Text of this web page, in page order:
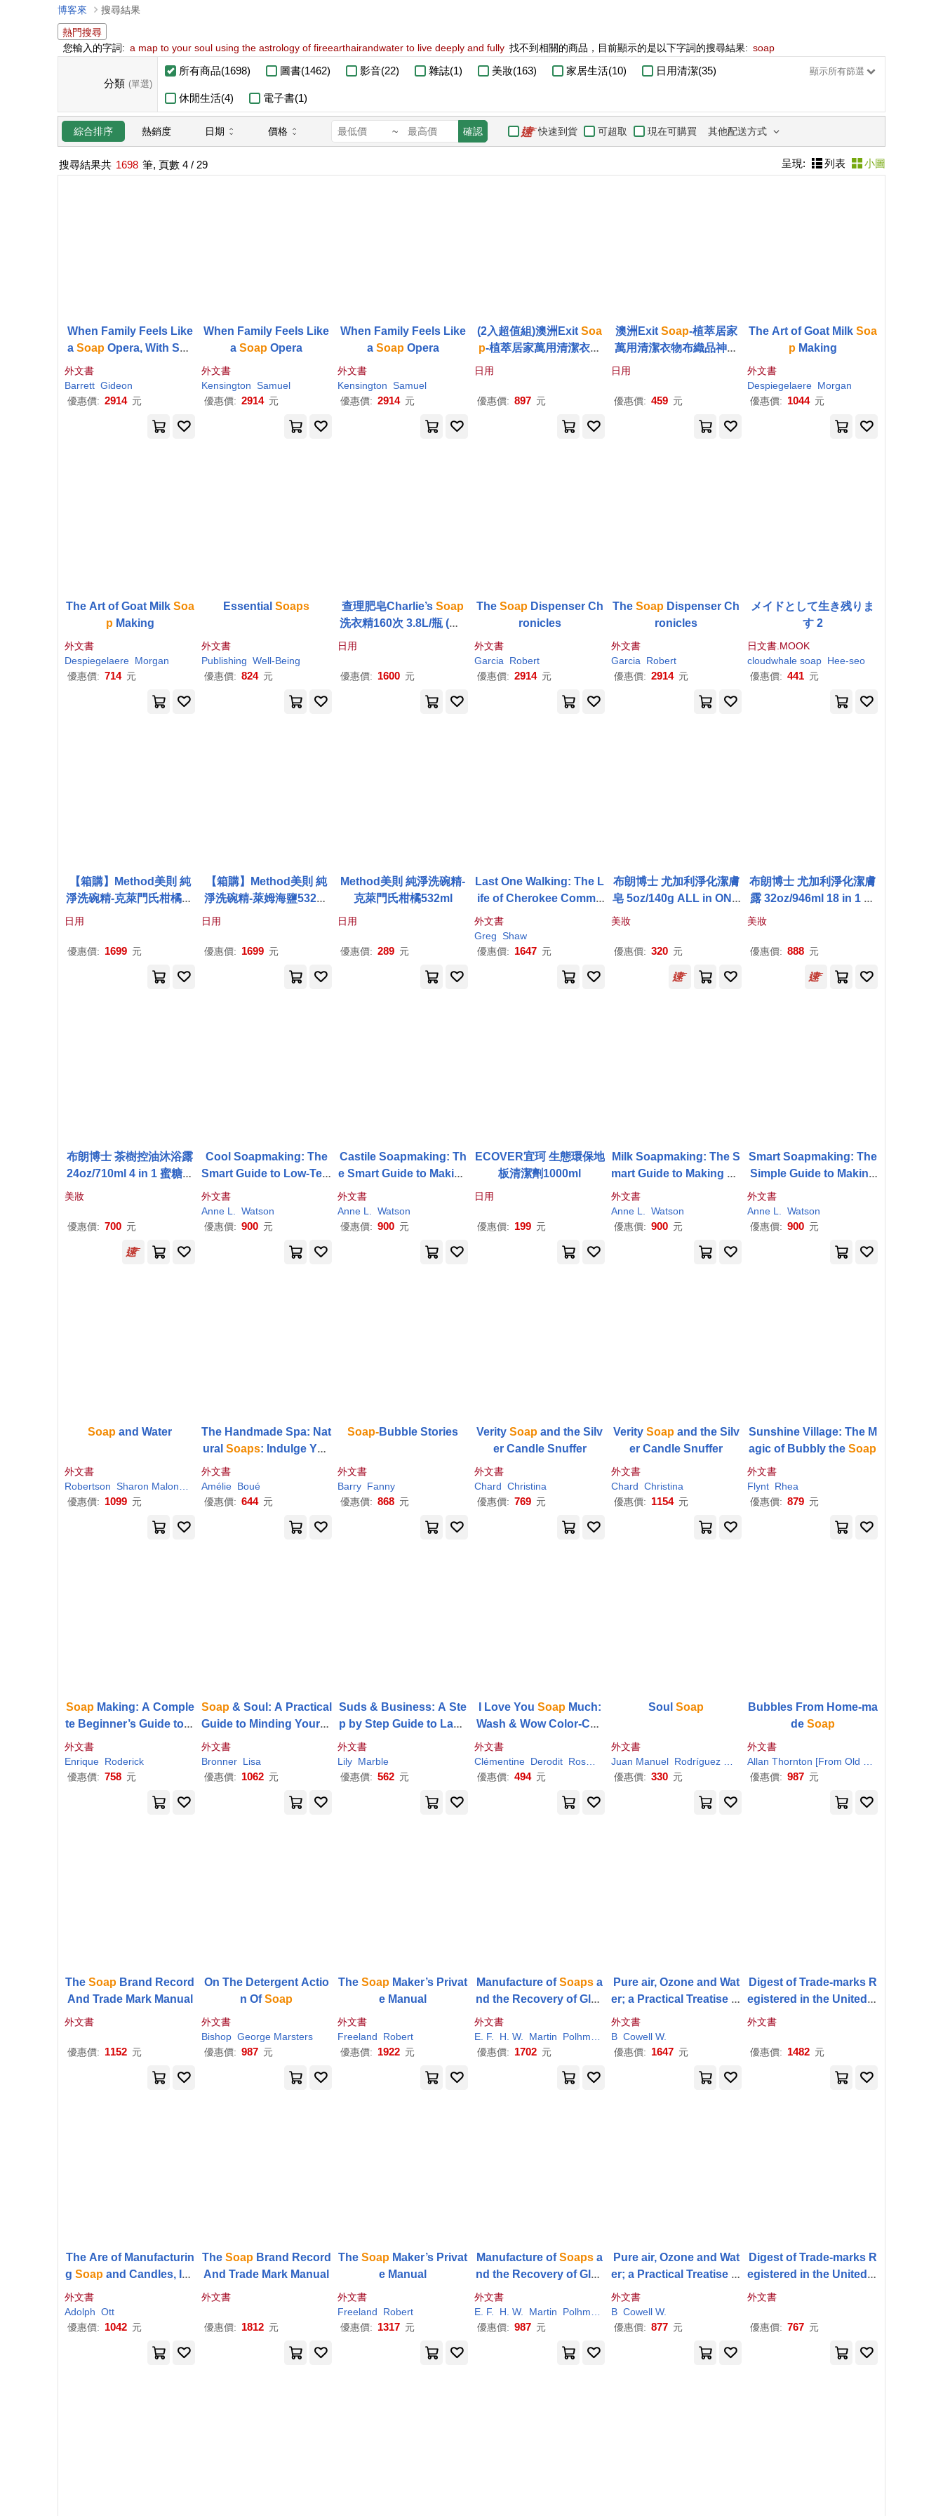
博客來
搜尋結果
熱門搜尋
您輸入的字詞: a map to your soul using the astrology of fireearthairandwater to live deeply and fully 找不到相關的商品，目前顯示的是以下字詞的搜尋結果: soap
分類 (單選)
所有商品(1698) 圖書(1462) 影音(22) 雜誌(1) 美妝(163) 家居生活(10) 日用清潔(35)
休閒生活(4) 電子書(1)
顯示所有篩選
綜合排序 熱銷度 日期 價格 ~ 確認 快速到貨 可超取 現在可購買 其他配送方式
搜尋結果共 1698 筆, 頁數 4 / 29 呈現: 列表 小圖
When Family Feels Like
a SoapOpera, With Sna
外文書
Barrett Gideon
優惠價: 2914 元
When Family Feels Like
aSoap Opera
外文書
Kensington Samuel
優惠價: 2914 元
When Family Feels Like
a SoapOpera
外文書
Kensington Samuel
優惠價: 2914 元
(2入超值組)澳洲ExitSoa
p-植萃居家萬用清潔衣物
布織品神奇去漬皂50g/入
局部髒污血漬洗滌皂,多用
日用
優惠價: 897 元
澳洲Exit Soap-植萃居家
萬用清潔衣物布織品神奇
去漬皂50g/入(污漬淨化預
漬洗滌皂,多用途強力去污
日用
優惠價: 459 元
The Art of Goat Milk Soa
pMaking
外文書
Despiegelaere Morgan
優惠價: 1044 元
The Art of Goat Milk Soa
pMaking
外文書
Despiegelaere Morgan
優惠價: 714 元
EssentialSoaps
外文書
Publishing Well-Being
優惠價: 824 元
查理肥皂Charlie’sSoap
洗衣精160次 3.8L/瓶 (共1
日用
優惠價: 1600 元
The SoapDispenser Ch
ronicles
外文書
Garcia
Robert
優惠價: 2914 元
TheSoap Dispenser Ch
ronicles
外文書
Garcia
Robert
優惠價: 2914 元
メイドとして生き残りま
す 2
日文書.MOOK
cloudwhalesoap Hee-seo
優惠價: 441 元
【箱購】Method美則 純
淨洗碗精-克萊門氏柑橘53
日用
優惠價: 1699 元
【箱購】Method美則 純
淨洗碗精-萊姆海鹽532ml
日用
優惠價: 1699 元
Method美則 純淨洗碗精-
克萊門氏柑橘532ml
日用
優惠價: 289 元
Last One Walking: The L
ife of Cherokee Commu
nity Leader Charlie
外文書
Greg Shaw
優惠價: 1647 元
布朗博士 尤加利淨化潔膚
皂 5oz/140g ALL in ONE
美妝
優惠價: 320 元
布朗博士 尤加利淨化潔膚
露 32oz/946ml 18 in 1 全
效潔膚露 尤加利淨化
美妝
優惠價: 888 元
布朗博士 茶樹控油沐浴露
24oz/710ml 4 in 1 蜜糖沐
美妝
優惠價: 700 元
Cool Soapmaking: The
Smart Guide to Low-Tem
p Tricks for Making
p, or How to Handle Fus
sy Ingredients Like Milk
外文書
Anne L.
Watson
優惠價: 900 元
Castile Soapmaking: Th
e Smart Guide to Making
Castile
Make BarSoaps
live Oil With Less Troubl
外文書
Anne L.
Watson
優惠價: 900 元
ECOVER宜珂 生態環保地
板清潔劑1000ml
日用
優惠價: 199 元
Milk Soapmaking: The S
mart Guide to Making Mil
kSoap
Goat Milk, Buttermilk, Cr
eam, Coconut Milk, or A
外文書
Anne L.
Watson
優惠價: 900 元
Smart Soapmaking: The
Simple Guide to Making
Soap
d Reliably, or How to Ma
keSoapThat’s Perfect f
外文書
Anne L.
Watson
優惠價: 900 元
Soap and Water
外文書
Robertson Sharon Maloney Anabelle Colleen
優惠價: 1099 元
The Handmade Spa: Nat
ural Soaps: Indulge You
rself with 16 Eco-Friendl
y Recipes to Make at Ho
me
外文書
Amélie Boué
優惠價: 644 元
Soap-Bubble Stories
外文書
Barry Fanny
優惠價: 868 元
VeritySoap and the Silv
er Candle Snuffer
外文書
Chard Christina
優惠價: 769 元
Verity Soapand the Silv
er Candle Snuffer
外文書
Chard Christina
優惠價: 1154 元
Sunshine Village: The M
agic of Bubbly theSoap
外文書
Flynt Rhea
優惠價: 879 元
SoapMaking: A Comple
te Beginner’s Guide to N
atural Handmade (Blend
Natural and Organic Rec
ipes, Master Cold, Hot, a
外文書
Enrique Roderick
優惠價: 758 元
Soap& Soul: A Practical
Guide to Minding Your H
ome, Your Body, and Yo
ur Spirit with Dr. Bronne
r’s MagicSoaps
外文書
Bronner Lisa
優惠價: 1062 元
Suds & Business: A Ste
p by Step Guide to Laun
ching Your
Business
外文書
Lily Marble
優惠價: 562 元
I Love You SoapMuch:
Wash & Wow Color-Cha
nging Bath Book
外文書
Clémentine Derodit Rose
Rossner
優惠價: 494 元
SoulSoap
外文書
Juan Manuel Rodríguez Caamaño
優惠價: 330 元
Bubbles From Home-ma
de Soap
外文書
優惠價: 987 元
The Soap Brand Record
And Trade Mark Manual
外文書
優惠價: 1152 元
On The Detergent Actio
n OfSoap
外文書
Bishop George Marsters
優惠價: 987 元
TheSoap Maker’s Privat
e Manual
外文書
Freeland
Robert
優惠價: 1922 元
Manufacture ofSoaps a
nd the Recovery of Glyc
外文書
E. F.
H. W. Martin
Polhman
優惠價: 1702 元
Pure air, Ozone and Wat
er; a Practical Treatise of
Their Utilisation and Val
ue in oil, Grease,
外文書
B Cowell W.
優惠價: 1647 元
Digest of Trade-marks R
egistered in the United S
tates Patent Office for
外文書
優惠價: 1482 元
The Are of Manufacturin
g Soapand Candles, Inc
luding the Most Recent
Discoveries, Embracing
All Kinds of Ordinary Ha
外文書
Adolph Ott
優惠價: 1042 元
The SoapBrand Record
And Trade Mark Manual
外文書
優惠價: 1812 元
TheSoap Maker’s Privat
e Manual
外文書
Freeland
Robert
優惠價: 1317 元
Manufacture ofSoaps a
nd the Recovery of Glyc
外文書
E. F.
H. W. Martin
Polhman
優惠價: 987 元
Pure air, Ozone and Wat
er; a Practical Treatise of
Their Utilisation and Val
ue in oil, Grease,
外文書
B Cowell W.
優惠價: 877 元
Digest of Trade-marks R
egistered in the United S
tates Patent Office for
外文書
優惠價: 767 元